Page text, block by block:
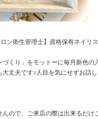
ン衛生管理士】資格保有ネイリ
づくり」をモットーに毎月新色
大丈夫です♪人目を気にせずお話
ので、ご来店の際は出来るだけ